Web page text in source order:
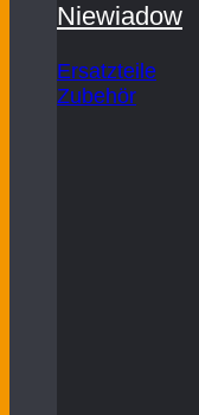
Niewiadow
Ersatzteile
Zubehör